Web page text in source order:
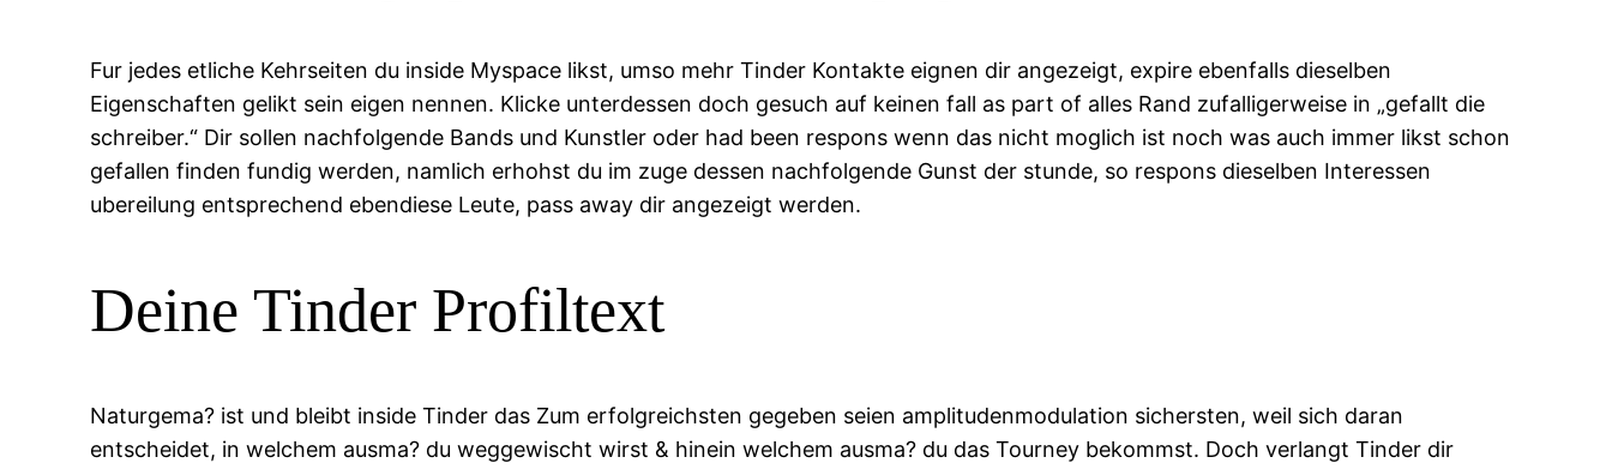
Fur jedes etliche Kehrseiten du inside Myspace likst, umso mehr Tinder Kontakte eignen dir angezeigt, expire ebenfalls dieselben
Eigenschaften gelikt sein eigen nennen. Klicke unterdessen doch gesuch auf keinen fall as part of alles Rand zufalligerweise in „gefallt die
schreiber.“ Dir sollen nachfolgende Bands und Kunstler oder had been respons wenn das nicht moglich ist noch was auch immer likst schon
gefallen finden fundig werden, namlich erhohst du im zuge dessen nachfolgende Gunst der stunde, so respons dieselben Interessen
ubereilung entsprechend ebendiese Leute, pass away dir angezeigt werden.
Deine Tinder Profiltext
Naturgema? ist und bleibt inside Tinder das Zum erfolgreichsten gegeben seien amplitudenmodulation sichersten, weil sich daran
entscheidet, in welchem ausma? du weggewischt wirst & hinein welchem ausma? du das Tourney bekommst. Doch verlangt Tinder dir